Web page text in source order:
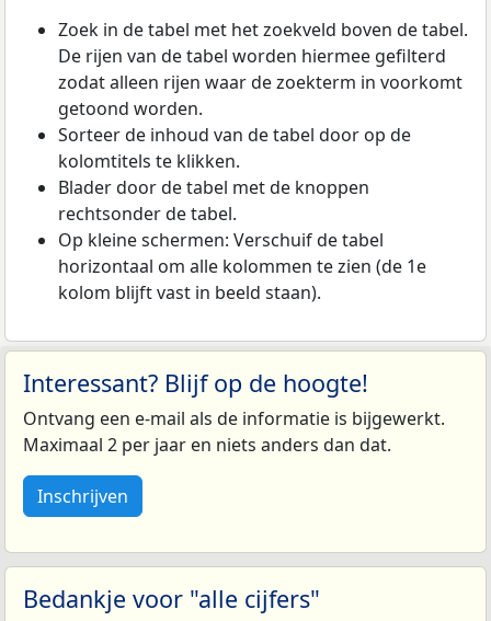
Zoek in de tabel met het zoekveld boven de tabel.
De rijen van de tabel worden hiermee gefilterd
zodat alleen rijen waar de zoekterm in voorkomt
getoond worden.
Sorteer de inhoud van de tabel door op de
kolomtitels te klikken.
Blader door de tabel met de knoppen
rechtsonder de tabel.
Op kleine schermen: Verschuif de tabel
horizontaal om alle kolommen te zien (de 1e
kolom blijft vast in beeld staan).
Interessant? Blijf op de hoogte!
Ontvang een e-mail als de informatie is bijgewerkt.
Maximaal 2 per jaar en niets anders dan dat.
Inschrijven
Bedankje voor "alle cijfers"